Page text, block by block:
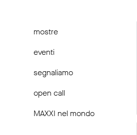
mostre
eventi
segnaliamo
open call
MAXXI nel mondo